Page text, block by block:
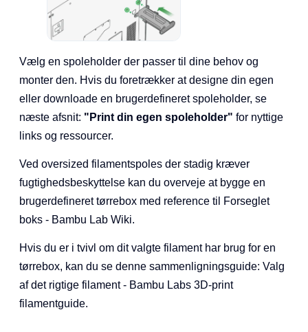
Vælg en spoleholder der passer til dine behov og
monter den. Hvis du foretrækker at designe din egen
eller downloade en brugerdefineret spoleholder, se
næste afsnit: "Print din egen spoleholder" for nyttige
links og ressourcer.
Ved oversized filamentspoles der stadig kræver
fugtighedsbeskyttelse kan du overveje at bygge en
brugerdefineret tørrebox med reference til Forseglet
boks - Bambu Lab Wiki.
Hvis du er i tvivl om dit valgte filament har brug for en
tørrebox, kan du se denne sammenligningsguide: Valg
af det rigtige filament - Bambu Labs 3D-print
filamentguide.